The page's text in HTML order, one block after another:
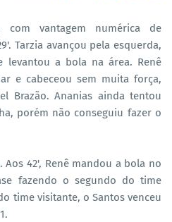
vantagem numérica de
Tarzia avançou pela esquerda,
a bola na área. Renê
e cabeceou sem muita força,
Brazão. Ananias ainda tentou
porém não conseguiu fazer o
Aos 42', Renê mandou a bola no
fazendo o segundo do time
time visitante, o Santos venceu